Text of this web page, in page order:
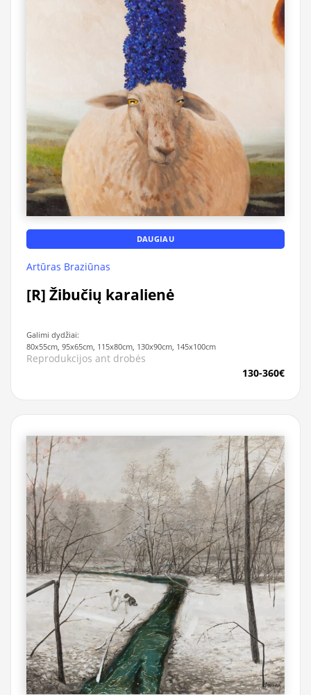
DAUGIAU
Artūras Braziūnas
[R] Žibučių karalienė
Galimi dydžiai:
80x55cm, 95x65cm, 115x80cm, 130x90cm, 145x100cm
Reprodukcijos ant drobės
130-360€